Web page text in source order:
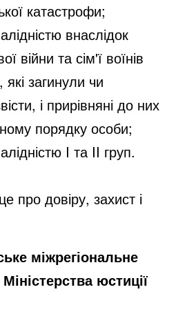
катастрофи;
внаслідок
війни та сім'ї воїнів
які загинули чи
і прирівняні до них
порядку особи;
I та II груп.
про довіру, захист і
міжрегіональне
юстиції